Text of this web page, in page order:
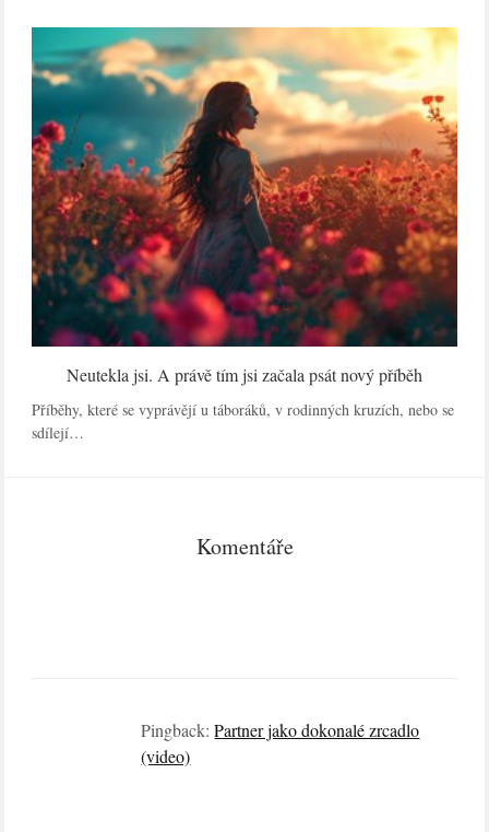
Neutekla jsi. A právě tím jsi začala psát nový příběh
Příběhy, které se vyprávějí u táboráků, v rodinných kruzích, nebo se
sdílejí…
Komentáře
Pingback:Partner jako dokonalé zrcadlo
(video)